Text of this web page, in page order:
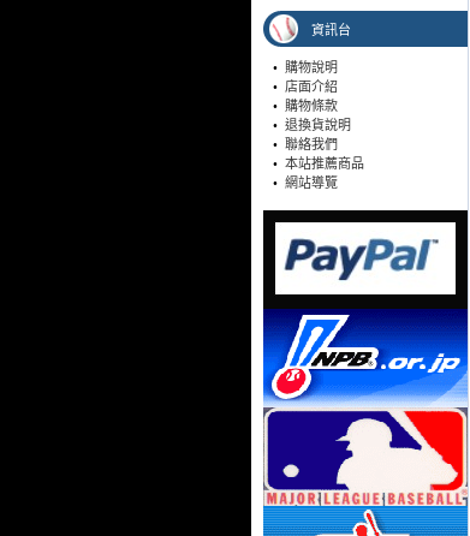
資訊台
• 購物說明
• 店面介紹
• 購物條款
• 退換貨說明
• 聯絡我們
• 本站推薦商品
• 網站導覽